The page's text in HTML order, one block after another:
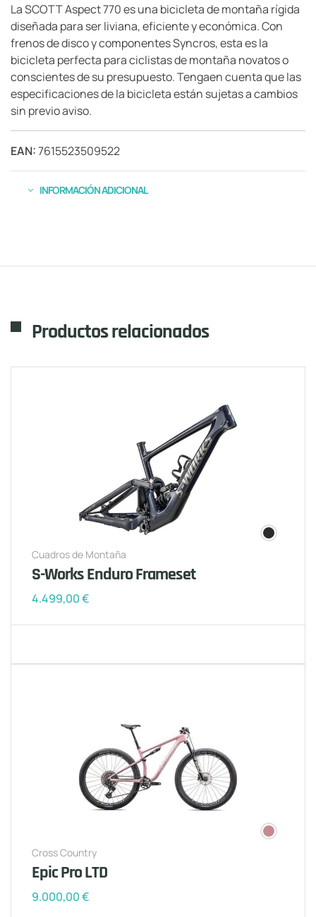
La SCOTT Aspect 770 es una bicicleta de montaña rígida
diseñada para ser liviana, eficiente y económica. Con
frenos de disco y componentes Syncros, esta es la
bicicleta perfecta para ciclistas de montaña novatos o
conscientes de su presupuesto. Tengaen cuenta que las
especificaciones de la bicicleta están sujetas a cambios
sin previo aviso.
EAN:7615523509522
INFORMACIÓN ADICIONAL
Productos relacionados
Cuadros de Montaña
S-Works Enduro Frameset
4.499,00€
Cross Country
Epic Pro LTD
9.000,00€